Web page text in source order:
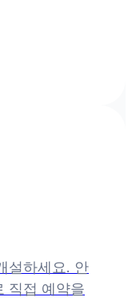
설하세요. 안
직접 예약을